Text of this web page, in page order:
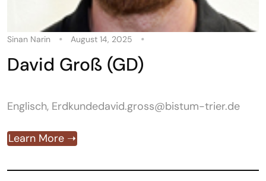
Sinan Narin August 14, 2025
David Groß (GD)
Englisch, Erdkundedavid.gross@bistum-trier.de
Learn More ➝